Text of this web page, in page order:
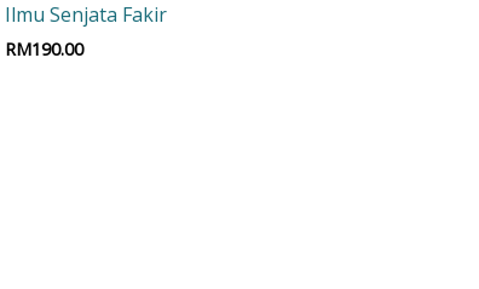
Ilmu Senjata Fakir
RM190.00